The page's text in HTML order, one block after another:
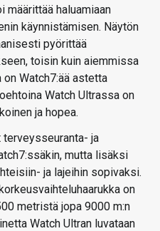
määrittää haluamiaan
käynnistämisen. Näytön
pyörittää
toisin kuin aiemmissa
Watch7:ää astetta
Watch Ultrassa on
ja hopea.
ja
mutta lisäksi
ja lajeihin sopivaksi.
on
metristä jopa 9000 m:n
Watch Ultran luvataan